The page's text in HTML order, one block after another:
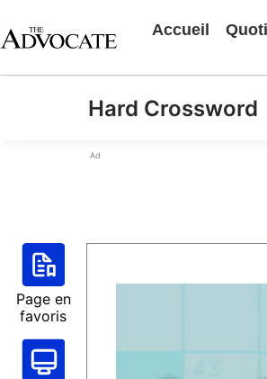
Accueil
Hard Crossword
Ad
Page en
favoris